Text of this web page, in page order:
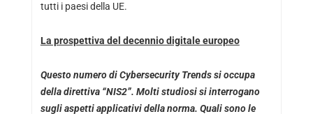
tutti i paesi della UE.
La prospettiva del decennio digitale europeo
Questo numero di Cybersecurity Trends si occupa
della direttiva “NIS2”. Molti studiosi si interrogano
sugli aspetti applicativi della norma. Quali sono le